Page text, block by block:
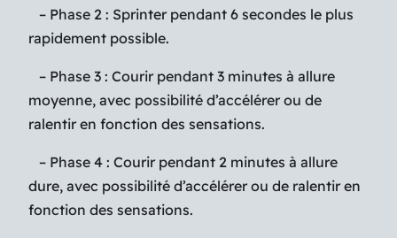
– Phase 2 : Sprinter pendant 6 secondes le plus
rapidement possible.
– Phase 3 : Courir pendant 3 minutes à allure
moyenne, avec possibilité d’accélérer ou de
ralentir en fonction des sensations.
– Phase 4 : Courir pendant 2 minutes à allure
dure, avec possibilité d’accélérer ou de ralentir en
fonction des sensations.